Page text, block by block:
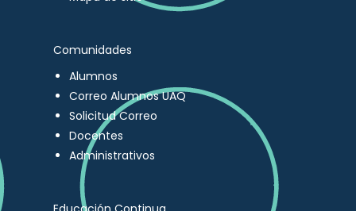
Comunidades
Alumnos
Correo Alumnos UAQ
Solicitud Correo
Docentes
Administrativos